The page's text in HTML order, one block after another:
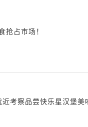
抢占市场！
考察品尝快乐星汉堡